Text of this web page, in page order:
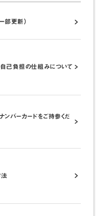
部更新）
己負担の仕組みについて
バーカードをご持参くだ
法